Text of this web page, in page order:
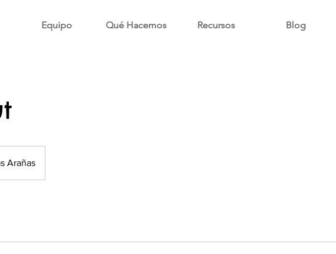
Equipo Qué Hacemos Recursos Blog
Arañas